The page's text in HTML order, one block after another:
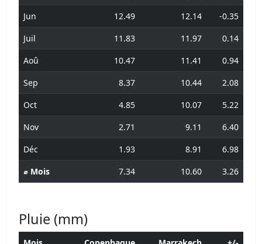
Jun
12.49 12.14
-0.35
Juil
11.83 11.97
0.14
Aoû
10.47 11.41
0.94
Sep
8.37 10.44
2.08
Oct
4.85 10.07
5.22
Nov
2.71 9.11
6.40
Déc
1.93 8.91
6.98
⌀ Mois
7.34 10.60 3.26
Pluie (mm)